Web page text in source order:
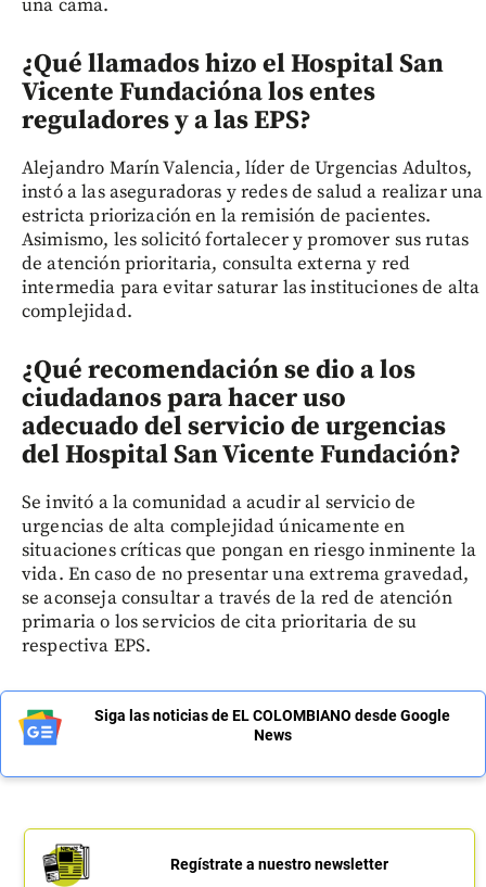
una cama.
¿Qué llamados hizo el Hospital San
Vicente Fundacióna los entes
reguladores y a las EPS?
Alejandro Marín Valencia, líder de Urgencias Adultos,
instó a las aseguradoras y redes de salud a realizar una
estricta priorización en la remisión de pacientes.
Asimismo, les solicitó fortalecer y promover sus rutas
de atención prioritaria, consulta externa y red
intermedia para evitar saturar las instituciones de alta
complejidad.
¿Qué recomendación se dio a los
ciudadanos para hacer uso
adecuado del servicio de urgencias
del Hospital San Vicente Fundación?
Se invitó a la comunidad a acudir al servicio de
urgencias de alta complejidad únicamente en
situaciones críticas que pongan en riesgo inminente la
vida. En caso de no presentar una extrema gravedad,
se aconseja consultar a través de la red de atención
primaria o los servicios de cita prioritaria de su
respectiva EPS.
Siga las noticias de EL COLOMBIANO desde Google
News
Regístrate a nuestro newsletter